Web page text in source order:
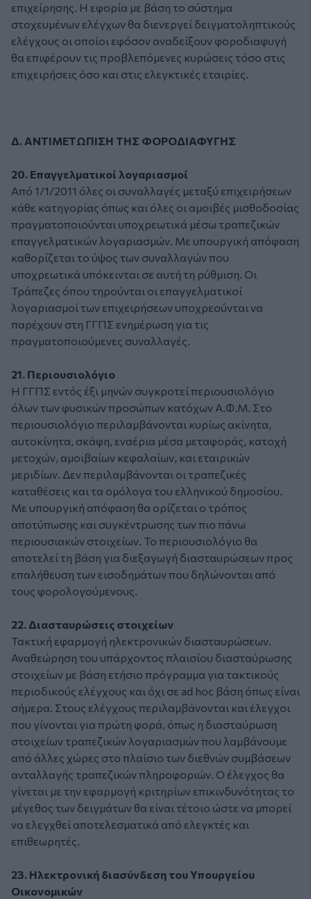
επιχείρησης. Η εφορία με βάση το σύστημα
στοχευμένων ελέγχων θα διενεργεί δειγματοληπτικούς
ελέγχους οι οποίοι εφόσον αναδείξουν φοροδιαφυγή
θα επιφέρουν τις προβλεπόμενες κυρώσεις τόσο στις
επιχειρήσεις όσο και στις ελεγκτικές εταιρίες.
Δ. ΑΝΤΙΜΕΤΩΠΙΣΗ ΤΗΣ ΦΟΡΟΔΙΑΦΥΓΗΣ
20. Επαγγελματικοί λογαριασμοί
Από 1/1/2011 όλες οι συναλλαγές μεταξύ επιχειρήσεων
κάθε κατηγορίας όπως και όλες οι αμοιβές μισθοδοσίας
πραγματοποιούνται υποχρεωτικά μέσω τραπεζικών
επαγγελματικών λογαριασμών. Με υπουργική απόφαση
καθορίζεται το ύψος των συναλλαγών που
υποχρεωτικά υπόκεινται σε αυτή τη ρύθμιση. Οι
Τράπεζες όπου τηρούνται οι επαγγελματικοί
λογαριασμοί των επιχειρήσεων υποχρεούνται να
παρέχουν στη ΓΓΠΣ ενημέρωση για τις
πραγματοποιούμενες συναλλαγές.
21. Περιουσιολόγιο
Η ΓΓΠΣ εντός έξι μηνών συγκροτεί περιουσιολόγιο
όλων των φυσικών προσώπων κατόχων Α.Φ.Μ. Στο
περιουσιολόγιο περιλαμβάνονται κυρίως ακίνητα,
αυτοκίνητα, σκάφη, εναέρια μέσα μεταφοράς, κατοχή
μετοχών, αμοιβαίων κεφαλαίων, και εταιρικών
μεριδίων. Δεν περιλαμβάνονται οι τραπεζικές
καταθέσεις και τα ομόλογα του ελληνικού δημοσίου.
Με υπουργική απόφαση θα ορίζεται ο τρόπος
αποτύπωσης και συγκέντρωσης των πιο πάνω
περιουσιακών στοιχείων. Το περιουσιολόγιο θα
αποτελεί τη βάση για διεξαγωγή διασταυρώσεων προς
επαλήθευση των εισοδημάτων που δηλώνονται από
τους φορολογούμενους.
22. Διασταυρώσεις στοιχείων
Τακτική εφαρμογή ηλεκτρονικών διασταυρώσεων.
Αναθεώρηση του υπάρχοντος πλαισίου διασταύρωσης
στοιχείων με βάση ετήσιο πρόγραμμα για τακτικούς
περιοδικούς ελέγχους και όχι σε ad hoc βάση όπως είναι
σήμερα. Στους ελέγχους περιλαμβάνονται και έλεγχοι
που γίνονται για πρώτη φορά, όπως η διασταύρωση
στοιχείων τραπεζικών λογαριασμών που λαμβάνουμε
από άλλες χώρες στο πλαίσιο των διεθνών συμβάσεων
ανταλλαγής τραπεζικών πληροφοριών. Ο έλεγχος θα
γίνεται με την εφαρμογή κριτηρίων επικινδυνότητας το
μέγεθος των δειγμάτων θα είναι τέτοιο ώστε να μπορεί
να ελεγχθεί αποτελεσματικά από ελεγκτές και
επιθεωρητές.
23. Ηλεκτρονική διασύνδεση του Υπουργείου
Οικονομικών